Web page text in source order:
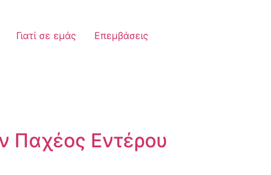
Γιατί σε εμάς
Επεμβάσεις
Παχέος Εντέρου